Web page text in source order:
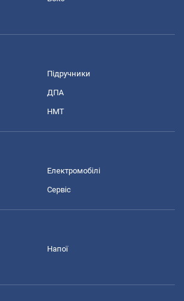
Підручники
ДПА
НМТ
Електромобілі
Сервіс
Напої